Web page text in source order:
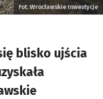
Fot. Wrocławskie Inwestycje
blisko ujścia